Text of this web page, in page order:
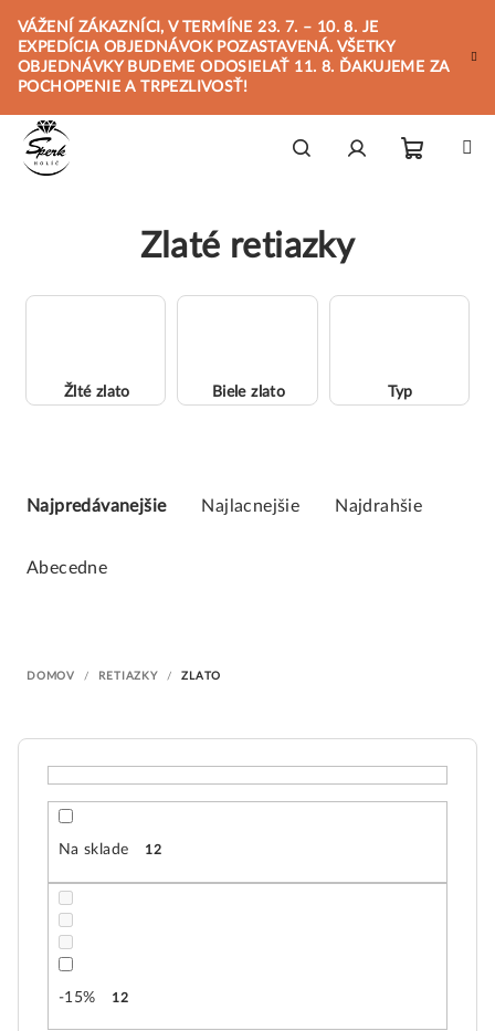
obsah
VÁŽENÍ ZÁKAZNÍCI, V TERMÍNE 23. 7. – 10. 8. JE
EXPEDÍCIA OBJEDNÁVOK POZASTAVENÁ. VŠETKY
OBJEDNÁVKY BUDEME ODOSIELAŤ 11. 8. ĎAKUJEME ZA
POCHOPENIE A TRPEZLIVOSŤ!
Zlaté retiazky
Žlté zlato Biele zlato Typ
o
Najpredávanejšie Najlacnejšie Najdrahšie
Abecedne
DOMOV / RETIAZKY / ZLATO
Na sklade 12
-15% 12